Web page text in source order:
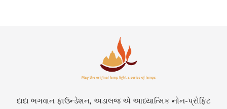
દાદા ભગવાન ફાઉન્ડેશન, અડાલજ એ આધ્યાત્મિક નોન-પ્રોફિટ